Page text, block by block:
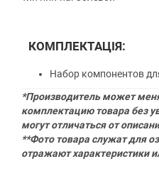
КОМПЛЕКТАЦІЯ:
Набор компонентов
*Производитель может
комплектацию товара без
могут отличаться от
**Фото товара служат для
отражают характеристики